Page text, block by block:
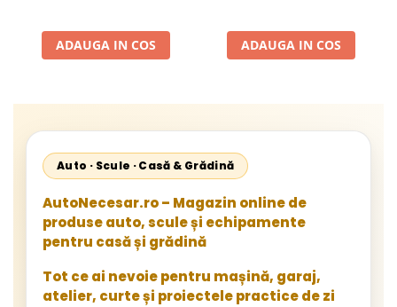
ADAUGA IN COS
Neoplan Euroliner,
Starliner,Centroliner,
ADAUGA IN COS
Auto · Scule · Casă & Grădină
AutoNecesar.ro – Magazin online de
produse auto, scule și echipamente
pentru casă și grădină
Tot ce ai nevoie pentru mașină, garaj,
atelier, curte și proiectele practice de zi